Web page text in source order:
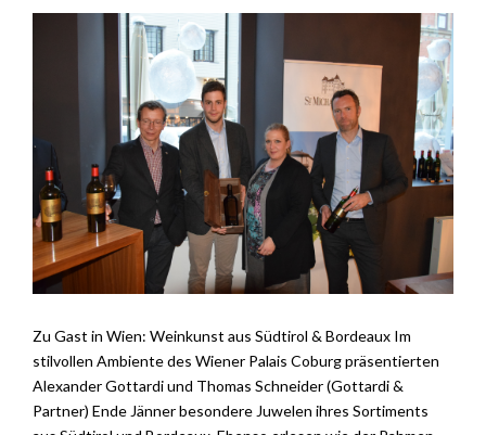
Zu Gast in Wien: Weinkunst aus Südtirol & Bordeaux Im
stilvollen Ambiente des Wiener Palais Coburg präsentierten
Alexander Gottardi und Thomas Schneider (Gottardi &
Partner) Ende Jänner besondere Juwelen ihres Sortiments